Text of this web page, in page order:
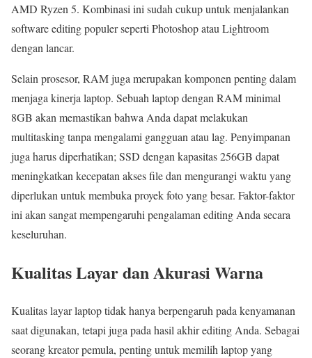
AMD Ryzen 5. Kombinasi ini sudah cukup untuk menjalankan
software editing populer seperti Photoshop atau Lightroom
dengan lancar.
Selain prosesor, RAM juga merupakan komponen penting dalam
menjaga kinerja laptop. Sebuah laptop dengan RAM minimal
8GB akan memastikan bahwa Anda dapat melakukan
multitasking tanpa mengalami gangguan atau lag. Penyimpanan
juga harus diperhatikan; SSD dengan kapasitas 256GB dapat
meningkatkan kecepatan akses file dan mengurangi waktu yang
diperlukan untuk membuka proyek foto yang besar. Faktor-faktor
ini akan sangat mempengaruhi pengalaman editing Anda secara
keseluruhan.
Kualitas Layar dan Akurasi Warna
Kualitas layar laptop tidak hanya berpengaruh pada kenyamanan
saat digunakan, tetapi juga pada hasil akhir editing Anda. Sebagai
seorang kreator pemula, penting untuk memilih laptop yang